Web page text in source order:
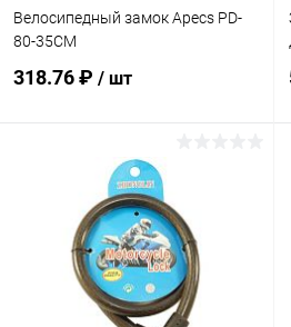
Велосипедный замок Apecs PD-
80-35СМ
318.76 ₽ / шт
В корзину
Купить в 1 клик Сравнение
В избранное В наличии